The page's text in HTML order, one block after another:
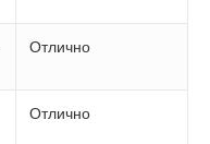
Отлично
Отлично